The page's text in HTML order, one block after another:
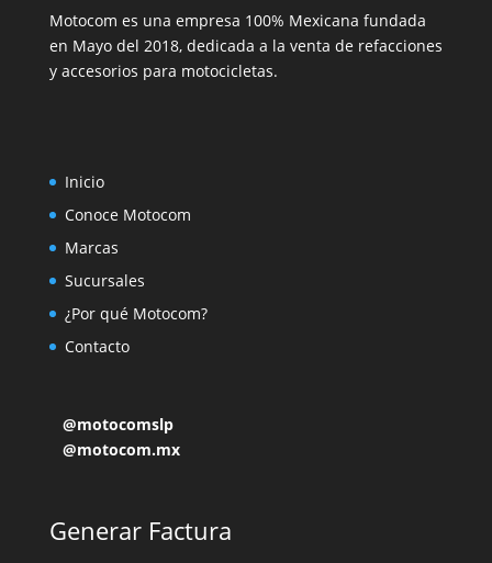
Motocom es una empresa 100% Mexicana fundada
en Mayo del 2018, dedicada a la venta de refacciones
y accesorios para motocicletas.
Inicio
Conoce Motocom
Marcas
Sucursales
¿Por qué Motocom?
Contacto
@motocomslp
@motocom.mx
Generar Factura